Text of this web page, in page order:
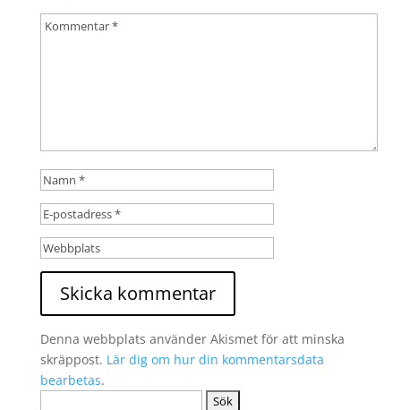
Denna webbplats använder Akismet för att minska
skräppost. Lär dig om hur din kommentarsdata
bearbetas.